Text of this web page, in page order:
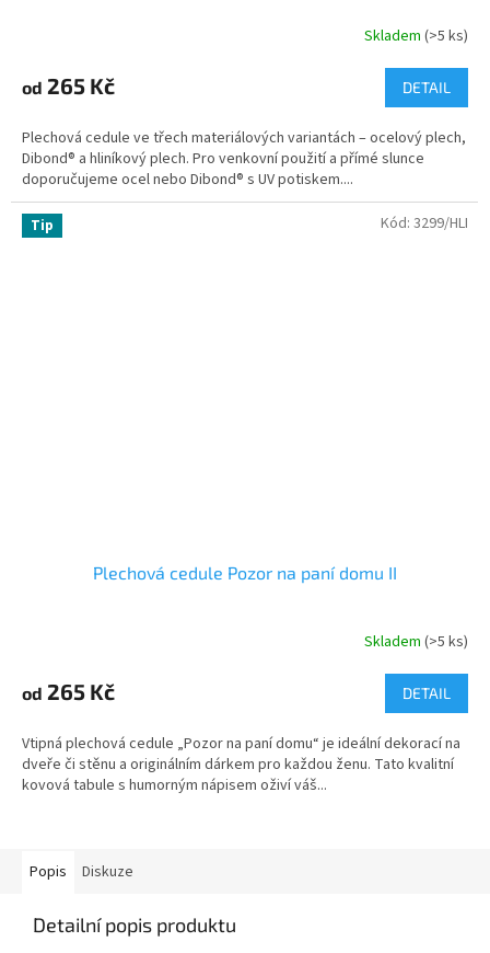
Skladem (>5 ks)
od 265 Kč DETAIL
Plechová cedule ve třech materiálových variantách – ocelový plech,
Dibond® a hliníkový plech. Pro venkovní použití a přímé slunce
doporučujeme ocel nebo Dibond® s UV potiskem....
Tip
Plechová cedule Pozor na paní domu II
produktu
je
z
5
hvězdiček.
Skladem(>5 ks)
od 265 Kč DETAIL
Vtipná plechová cedule „Pozor na paní domu“ je ideální dekorací na
dveře či stěnu a originálním dárkem pro každou ženu. Tato kvalitní
kovová tabule s humorným nápisem oživí váš...
Kód: 3299/HLI
Popis Diskuze
Detailní popis produktu